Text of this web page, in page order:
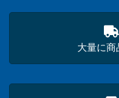
大量に商